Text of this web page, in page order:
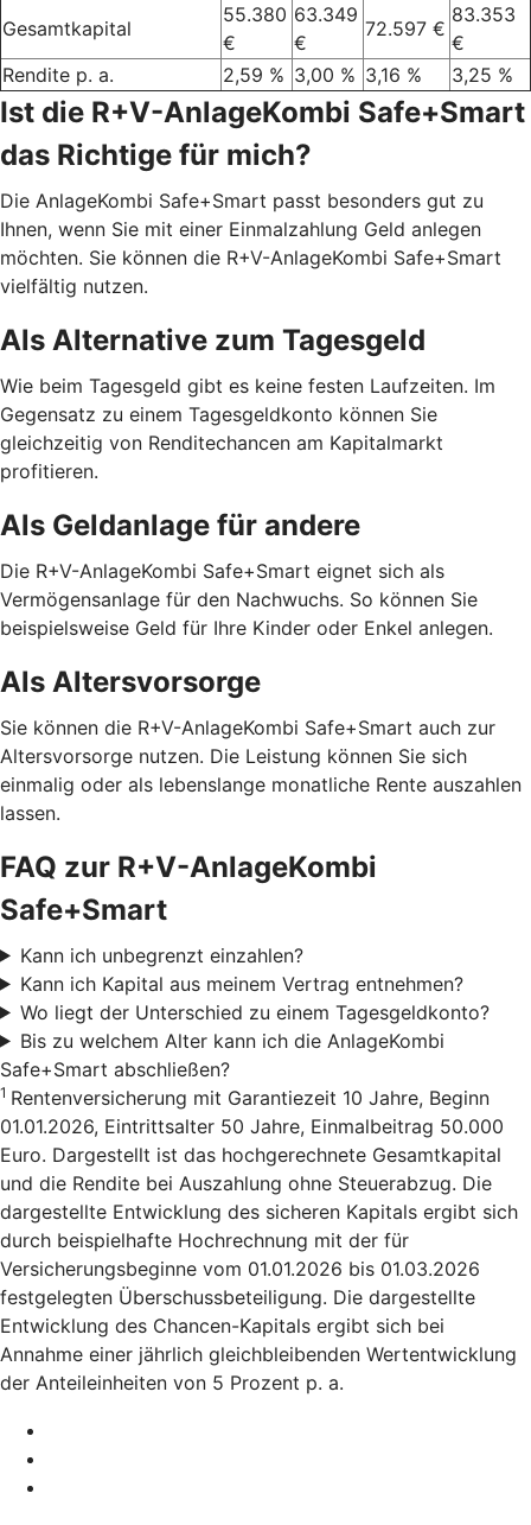
Gesamtkapital
55.380
€
63.349
€
72.597 €
83.353
€
Rendite p. a.
2,59 % 3,00 % 3,16 % 3,25 %
Ist die R+V-AnlageKombi Safe+Smart
das Richtige für mich?
Die AnlageKombi Safe+Smart passt besonders gut zu
Ihnen, wenn Sie mit einer Einmalzahlung Geld anlegen
möchten. Sie können die R+V-AnlageKombi Safe+Smart
vielfältig nutzen.
Als Alternative zum Tagesgeld
Wie beim Tagesgeld gibt es keine festen Laufzeiten. Im
Gegensatz zu einem Tagesgeldkonto können Sie
gleichzeitig von Renditechancen am Kapitalmarkt
profitieren.
Als Geldanlage für andere
Die R+V-AnlageKombi Safe+Smart eignet sich als
Vermögensanlage für den Nachwuchs. So können Sie
beispielsweise Geld für Ihre Kinder oder Enkel anlegen.
Als Altersvorsorge
Sie können die R+V-AnlageKombi Safe+Smart auch zur
Altersvorsorge nutzen. Die Leistung können Sie sich
einmalig oder als lebenslange monatliche Rente auszahlen
lassen.
FAQ zur R+V-AnlageKombi
Safe+Smart
Kann ich unbegrenzt einzahlen?
Kann ich Kapital aus meinem Vertrag entnehmen?
Wo liegt der Unterschied zu einem Tagesgeldkonto?
Bis zu welchem Alter kann ich die AnlageKombi
Safe+Smart abschließen?
1 Rentenversicherung mit Garantiezeit 10 Jahre, Beginn
01.01.2026, Eintrittsalter 50 Jahre, Einmalbeitrag 50.000
Euro. Dargestellt ist das hochgerechnete Gesamtkapital
und die Rendite bei Auszahlung ohne Steuerabzug. Die
dargestellte Entwicklung des sicheren Kapitals ergibt sich
durch beispielhafte Hochrechnung mit der für
Versicherungsbeginne vom 01.01.2026 bis 01.03.2026
festgelegten Überschussbeteiligung. Die dargestellte
Entwicklung des Chancen-Kapitals ergibt sich bei
Annahme einer jährlich gleichbleibenden Wertentwicklung
der Anteileinheiten von 5 Prozent p. a.